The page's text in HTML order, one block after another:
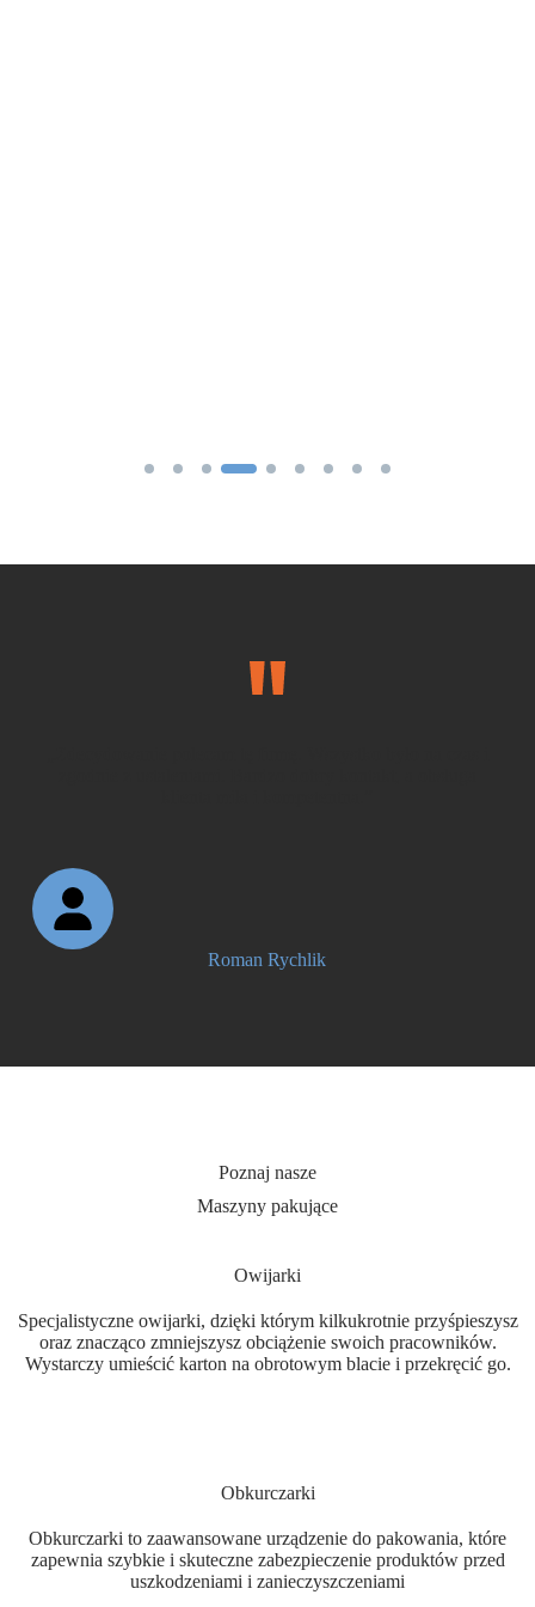
Roman Rychlik
Poznaj nasze
Maszyny pakujące
Owijarki
Specjalistyczne owijarki, dzięki którym kilkukrotnie przyśpieszysz
oraz znacząco zmniejszysz obciążenie swoich pracowników.
Wystarczy umieścić karton na obrotowym blacie i przekręcić go.
Obkurczarki
Obkurczarki to zaawansowane urządzenie do pakowania, które
zapewnia szybkie i skuteczne zabezpieczenie produktów przed
uszkodzeniami i zanieczyszczeniami